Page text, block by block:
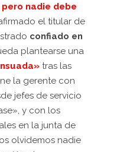
nadie debe
el titular de
confiado en
plantearse una
tras las
la gerente con
jefes de servicio
y con los
en la junta de
olvidemos nadie